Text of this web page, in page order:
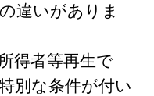
違いがありま
得者等再生で
別な条件が付い